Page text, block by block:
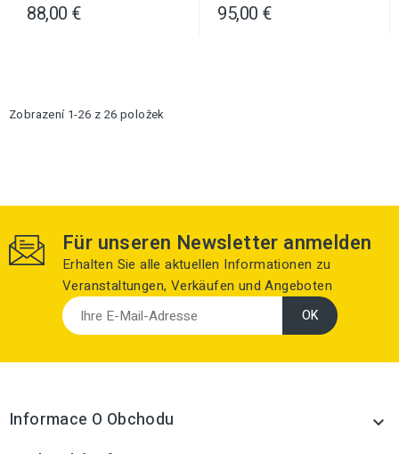
88,00 € 95,00 €
Zobrazení 1-26 z 26 položek
Für unseren Newsletter anmelden
Erhalten Sie alle aktuellen Informationen zu
Veranstaltungen, Verkäufen und Angeboten
Informace O Obchodu 